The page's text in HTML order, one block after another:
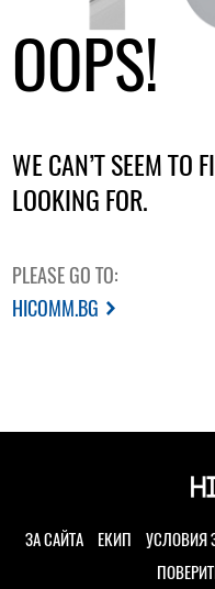
OOPS!
WE CAN’T SEEM TO
LOOKING FOR.
PLEASE GO TO:
HICOMM.BG
ЗА САЙТА ЕКИП УСЛОВИЯ